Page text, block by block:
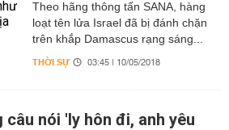
Theo hãng thông tấn SANA, hàng
loạt tên lửa Israel đã bị đánh chặn
trên khắp Damascus rạng sáng...
THỜI SỰ 03:45 | 10/05/2018
nói 'ly hôn đi, anh yêu